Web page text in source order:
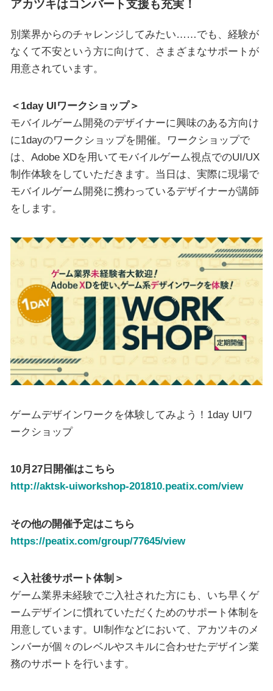
アカツキはコンバート支援も充実！
別業界からのチャレンジしてみたい……でも、経験が
なくて不安という方に向けて、さまざまなサポートが
用意されています。
＜1day UIワークショップ＞
モバイルゲーム開発のデザイナーに興味のある方向け
に1dayのワークショップを開催。ワークショップで
は、Adobe XDを用いてモバイルゲーム視点でのUI/UX
制作体験をしていただきます。当日は、実際に現場で
モバイルゲーム開発に携わっているデザイナーが講師
をします。
ゲームデザインワークを体験してみよう！1day UIワ
ークショップ
10月27日開催はこちら
http://aktsk-uiworkshop-201810.peatix.com/view
その他の開催予定はこちら
https://peatix.com/group/77645/view
＜入社後サポート体制＞
ゲーム業界未経験でご入社された方にも、いち早くゲ
ームデザインに慣れていただくためのサポート体制を
用意しています。UI制作などにおいて、アカツキのメ
ンバーが個々のレベルやスキルに合わせたデザイン業
務のサポートを行います。